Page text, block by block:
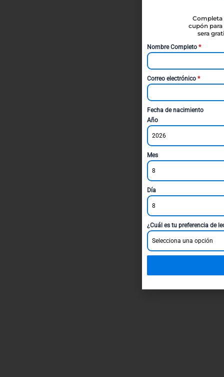
Completa
cupón para
sera
Nombre Completo *
Correo electrónico *
Fecha de nacimiento
Año
2026
Mes
8
Día
8
¿Cuál es tu preferencia de
Selecciona una opción